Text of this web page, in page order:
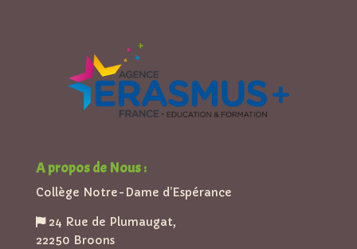
A propos de Nous :
Collège Notre-Dame d’Espérance
24 Rue de Plumaugat,
22250 Broons